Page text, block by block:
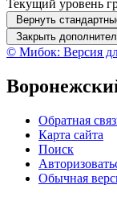
Текущий уровень
Вернуть
Закрыть
© Мибок: Версия
Обратная
Карта сайта
Поиск
Обычная